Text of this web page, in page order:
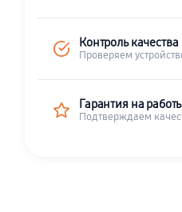
Контроль качества
Проверяем
Гарантия на
Подтверждаем